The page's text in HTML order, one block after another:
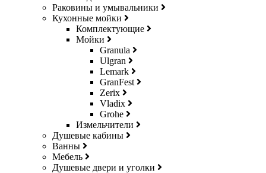
Раковины и умывальники
Кухонные мойки
Комплектующие
Мойки
Granula
Ulgran
Lemark
GranFest
Zerix
Vladix
Grohe
Измельчители
Душевые кабины
Ванны
Мебель
Душевые двери и уголки